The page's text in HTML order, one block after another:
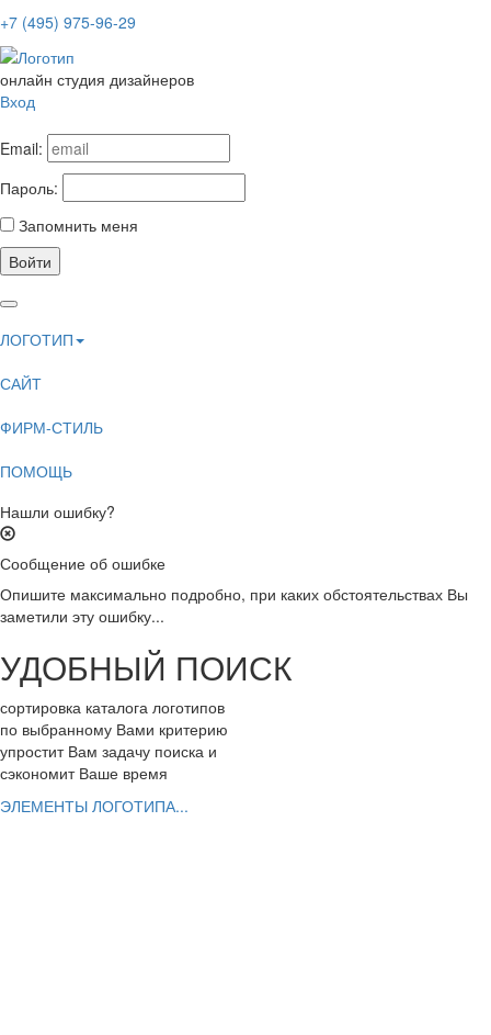
+7 (495) 975-96-29
онлайн студия дизайнеров
Вход
Email:
Пароль:
Запомнить меня
Войти
ЛОГОТИП
САЙТ
ФИРМ-СТИЛЬ
ПОМОЩЬ
Нашли ошибку?
Сообщение об ошибке
Опишите максимально подробно, при каких обстоятельствах Вы
заметили эту ошибку...
УДОБНЫЙ ПОИСК
сортировка каталога логотипов
по выбранному Вами критерию
упростит Вам задачу поиска и
сэкономит Ваше время
ЭЛЕМЕНТЫ ЛОГОТИПА...